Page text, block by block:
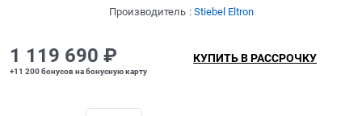
Производитель : Stiebel Eltron
1 119 690 ₽
+11 200 бонусов на бонусную карту
КУПИТЬ В РАССРОЧКУ